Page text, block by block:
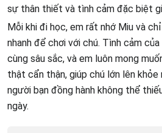
sự thân thiết và tình cảm đặc biệt
Mỗi khi đi học, em rất nhớ Miu và
nhanh để chơi với chú. Tình cảm
cùng sâu sắc, và em luôn mong
thật cẩn thận, giúp chú lớn lên khỏe
người bạn đồng hành không thể
ngày.